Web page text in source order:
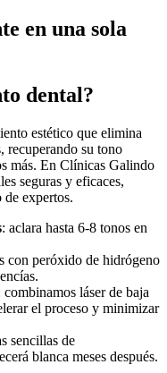
en una sola
dental?
estético que elimina
recuperando su tono
más. En Clínicas Galindo
seguras y eficaces,
de expertos.
: aclara hasta 6-8 tonos en
con peróxido de hidrógeno
combinamos láser de baja
el proceso y minimizar
sencillas de
blanca meses después.